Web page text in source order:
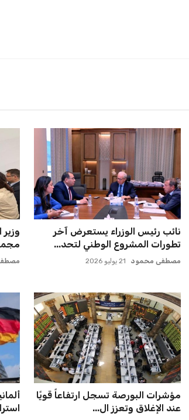
نائب رئيس الوزراء يستعرض آخر
تطورات المشروع الوطني لتحد...
مصطفى محمود 21 يوليو 2026
مؤشرات البورصة تسجل ارتفاعاً قويًا
عند الإغلاق وتعزز ال...